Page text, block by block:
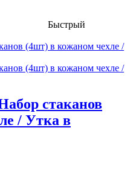
Быстрый
стаканов
/ Утка в